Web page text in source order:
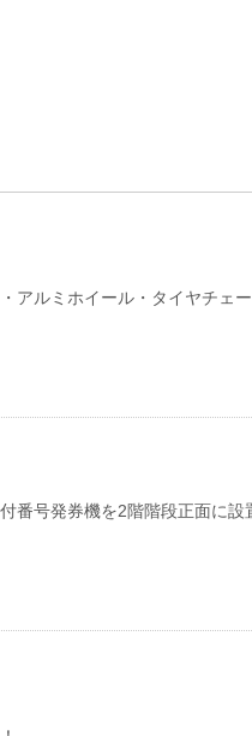
アルミホイール・タイヤチェー
番号発券機を2階階段正面に設